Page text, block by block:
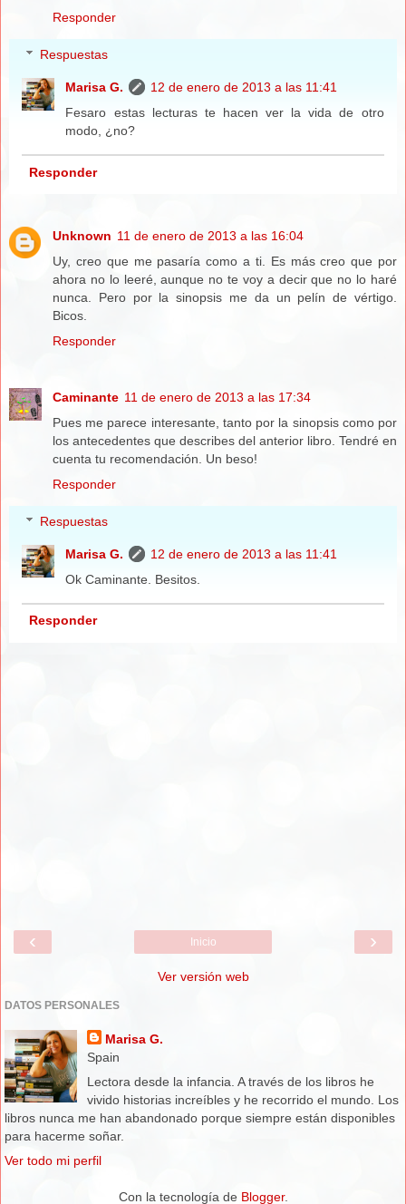
Responder
Respuestas
Marisa G.
12 de enero de 2013 a las 11:41
Fesaro estas lecturas te hacen ver la vida de otro
modo, ¿no?
Responder
Unknown 11 de enero de 2013 a las 16:04
Uy, creo que me pasaría como a ti. Es más creo que por
ahora no lo leeré, aunque no te voy a decir que no lo haré
nunca. Pero por la sinopsis me da un pelín de vértigo.
Bicos.
Responder
Caminante 11 de enero de 2013 a las 17:34
Pues me parece interesante, tanto por la sinopsis como por
los antecedentes que describes del anterior libro. Tendré en
cuenta tu recomendación. Un beso!
Responder
Respuestas
Marisa G.
12 de enero de 2013 a las 11:41
Ok Caminante. Besitos.
Responder
‹ ›
Inicio
Ver versión web
DATOS PERSONALES
Marisa G.
Spain
Lectora desde la infancia. A través de los libros he
vivido historias increíbles y he recorrido el mundo. Los
libros nunca me han abandonado porque siempre están disponibles
para hacerme soñar.
Ver todo mi perfil
Con la tecnología de Blogger.